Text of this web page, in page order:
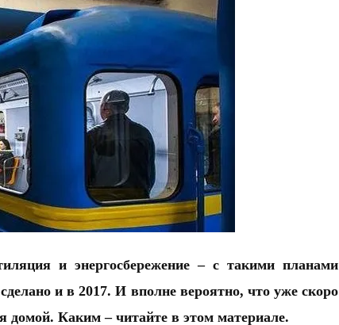
и энергосбережение – с такими планами
и в 2017. И вполне вероятно, что уже скоро
домой. Каким – читайте в этом материале.